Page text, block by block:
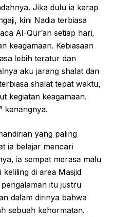
Jika dulu ia kerap
kini Nadia terbiasa
Al-Qur’an setiap hari,
keagamaan. Kebiasaan
lebih teratur dan
aku jarang shalat dan
shalat tepat waktu,
kegiatan keagamaan.
kenangnya.
yang paling
ia belajar mencari
ia sempat merasa malu
di area Masjid
itu justru
dalam dirinya bahwa
sebuah kehormatan.